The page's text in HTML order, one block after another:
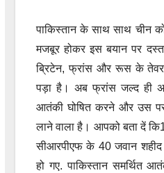
पाकिस्तान के साथ साथ चीन
मजबूर होकर इस बयान पर
ब्रिटेन, फ्रांस और रूस के
पड़ा है। अब फ्रांस जल्द ही
आतंकी घोषित करने और उस
लाने वाला है। आपको बता दें
सीआरपीएफ के 40 जवान
हो गए. पाकिस्तान समर्थित